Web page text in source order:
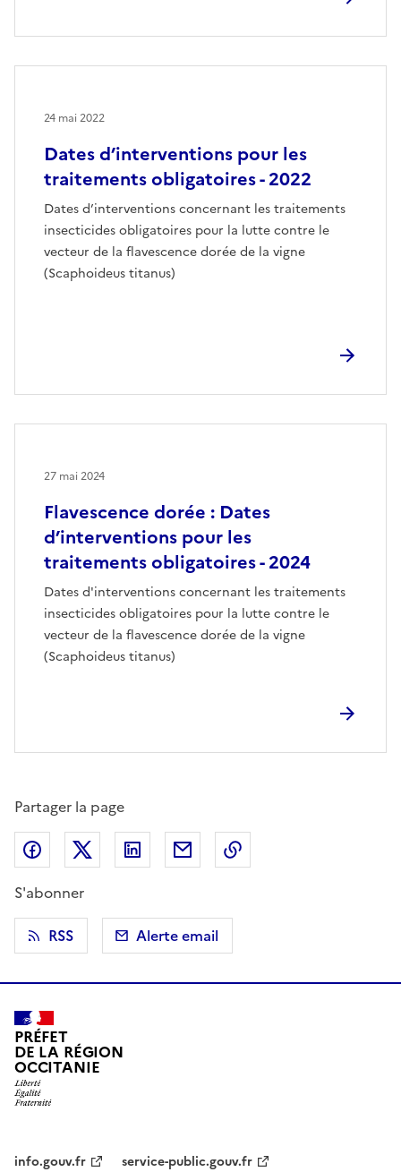
Dates d’interventions pour les
traitements obligatoires - 2022
Dates d’interventions concernant les traitements
insecticides obligatoires pour la lutte contre le
vecteur de la flavescence dorée de la vigne
(Scaphoideus titanus)
24 mai 2022
Flavescence dorée : Dates
d’interventions pour les
traitements obligatoires - 2024
Dates d'interventions concernant les traitements
insecticides obligatoires pour la lutte contre le
vecteur de la flavescence dorée de la vigne
(Scaphoideus titanus)
27 mai 2024
Partager la page
Partager sur Facebook
Partager sur X (anciennement Twitter)
Partager sur LinkedIn
Partager par email
S'abonner
RSS
Alerte email
PRÉFET
DE LA RÉGION
OCCITANIE
info.gouv.fr service-public.gouv.fr